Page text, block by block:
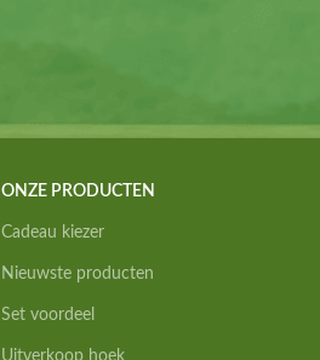
ONZE PRODUCTEN
Cadeau kiezer
Nieuwste producten
Set voordeel
Uitverkoop hoek